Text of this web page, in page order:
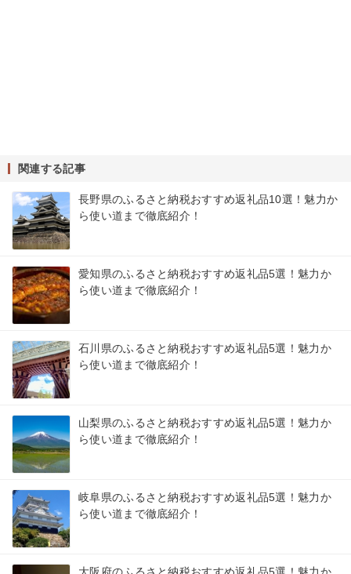
関連する記事
長野県のふるさと納税おすすめ返礼品10選！魅力か
ら使い道まで徹底紹介！
愛知県のふるさと納税おすすめ返礼品5選！魅力か
ら使い道まで徹底紹介！
石川県のふるさと納税おすすめ返礼品5選！魅力か
ら使い道まで徹底紹介！
山梨県のふるさと納税おすすめ返礼品5選！魅力か
ら使い道まで徹底紹介！
岐阜県のふるさと納税おすすめ返礼品5選！魅力か
ら使い道まで徹底紹介！